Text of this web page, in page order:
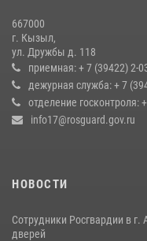
Кызылчанин поблагодарил
оперативное реагирование
17 июля 2026, 07:22 1
667000
г. Кызыл,
ул. Дружбы д. 118
приемная: + 7 (39422) 2-
дежурная служба: + 7
отделение госконтроля:
info17@rosguard.gov.ru
НОВОСТИ
Сотрудники Росгвардии в
дверей